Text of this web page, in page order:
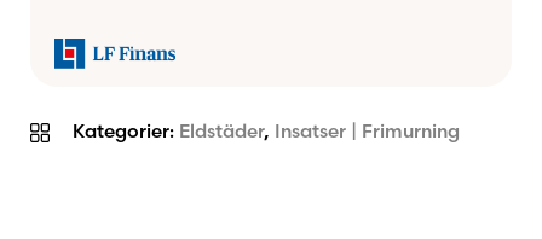
installation. Tillsammans skapar vi en
svenskt hantverk.
Kategorier: Eldstäder, Insatser | Frimurning